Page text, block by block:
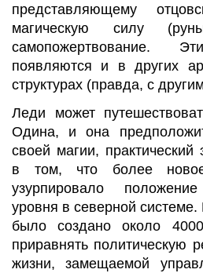
представляющему
магическую силу
самопожертвование.
появляются и в других
структурах (правда, с
Леди может
Одина, и она
своей магии,
в том, что более
узурпировало
уровня в северной
было создано около
приравнять политическую
жизни, замещаемой